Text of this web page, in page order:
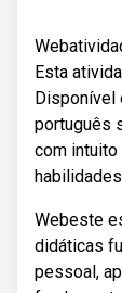
Esta
Disponível
português
com
Webeste
didáticas
pessoal,